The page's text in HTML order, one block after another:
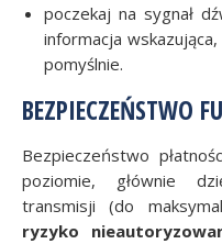
poczekaj na sygnał
informacja
pomyślnie.
BEZPIECZEŃSTWO
Bezpieczeństwo
poziomie, głównie
transmisji (do
ryzyko